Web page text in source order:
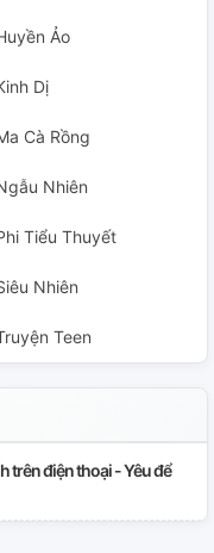
Ảo
Dị
Cà Rồng
Nhiên
Tiểu Thuyết
Nhiên
Teen
trên điện thoại - Yêu để